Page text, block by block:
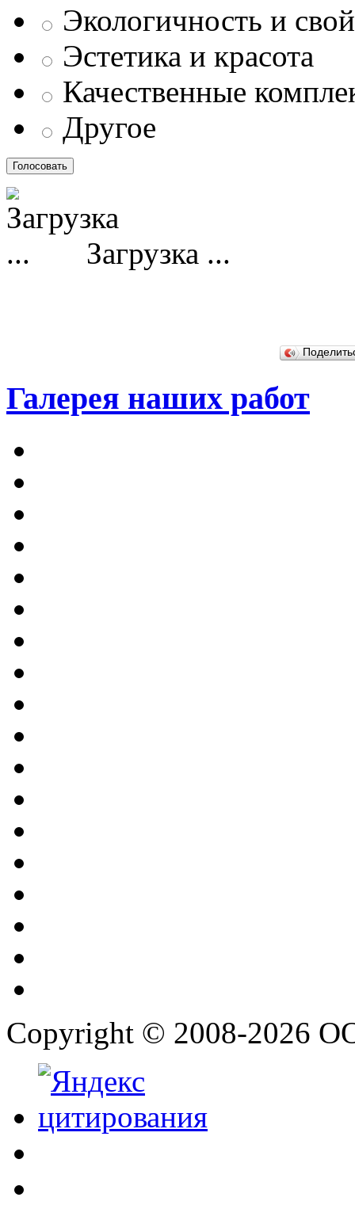
Экологичность и
Эстетика и красота
Качественные
Другое
Загрузка ...
Галерея наших работ
Copyright © 2008-2026